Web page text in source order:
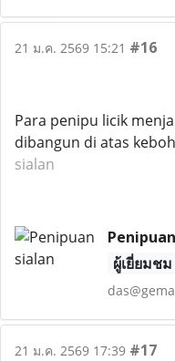
21 ม.ค. 2569 15:21 #16
Para penipu licik
dibangun di atas
sialan
ผู้เยี่ยมชม
21 ม.ค. 2569 17:39 #17